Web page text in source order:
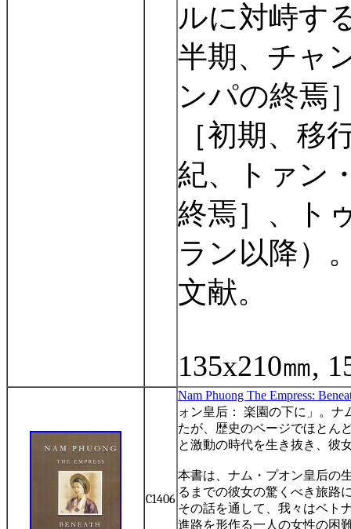
ルに対峙す
半期、チャ
ンパの終焉
［初期、移
紀、トァン
終焉］、ト
ラン以降）
文献。
135x210㎜,
C1406
Nam Phuong The Empress:
ォン皇后：
楽園の下に」。ナ
たが、歴史のページでほとん
と激動の時代を生き抜き、彼
本書は、ナム・プオン皇后の
るまでの彼女の驚くべき旅路
その話を通して、我々はベト
進路を形作る一人の女性の困